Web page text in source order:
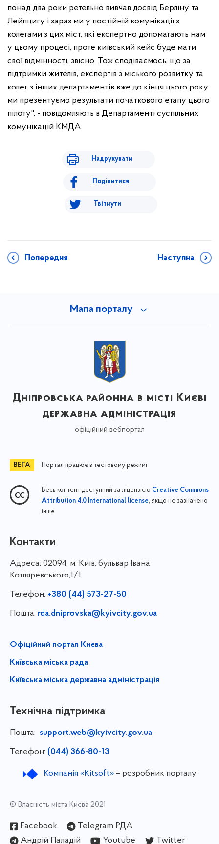
понад два роки ретельно вивчав досвід Берліну та
Лейпцигу і зараз ми у постійній комунікації з
колегами з цих міст, які експертно допомагають нам
у цьому процесі, проте київський кейс буде мати
свої відмінності, звісно. Тож сподіваємось, що за
підтримки жителів, експертів з міського розвитку та
колег з інших департаментів вже до кінця цього року
ми презентуємо результати початкового етапу цього
пілоту", - повідомляють в Департаменті суспільних
комунікацій КМДА.
Надрукувати
Поділитися
Твітнути
Попередня Наступна
Мапа порталу
Дніпровська районна в місті Києві
державна адміністрація
офіційний вебпортал
Портал працює в тестовому режимі
Весь контент доступний за ліцензією Creative Commons
Attribution 4.0 International license, якщо не зазначено
інше
Контакти
Адреса: 02094, м. Київ, бульвар Івана
Котляревського,1/1
Телефон: +380 (44) 573-27-50
Пошта: rda.dniprovska@kyivcity.gov.ua
Офіційний портал Києва
Київська міська рада
Київська міська державна адміністрація
Технічна підтримка
Пошта: support.web@kyivcity.gov.ua
Телефон: (044) 366-80-13
Компанія «Kitsoft»– розробник порталу
© Власність міста Києва 2021
Facebook
Telegram РДА
Андрій Паладій
Youtube Twitter